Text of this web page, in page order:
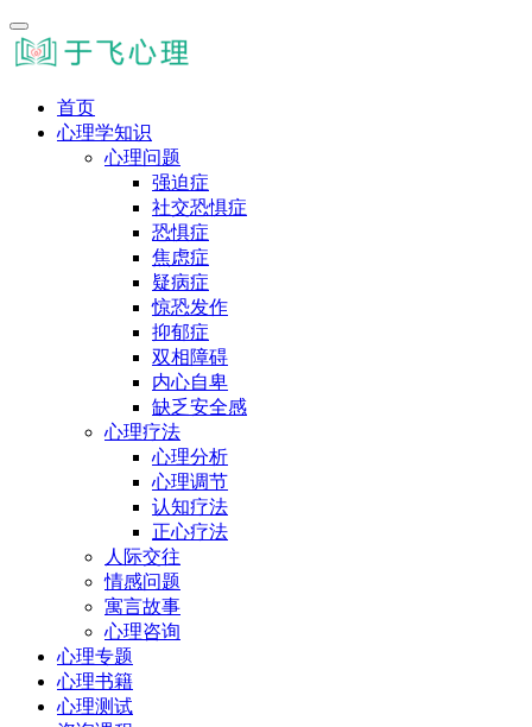
首页
心理学知识
心理问题
强迫症
社交恐惧症
恐惧症
焦虑症
疑病症
惊恐发作
抑郁症
双相障碍
内心自卑
缺乏安全感
心理疗法
心理分析
心理调节
认知疗法
正心疗法
人际交往
情感问题
寓言故事
心理咨询
心理专题
心理书籍
心理测试